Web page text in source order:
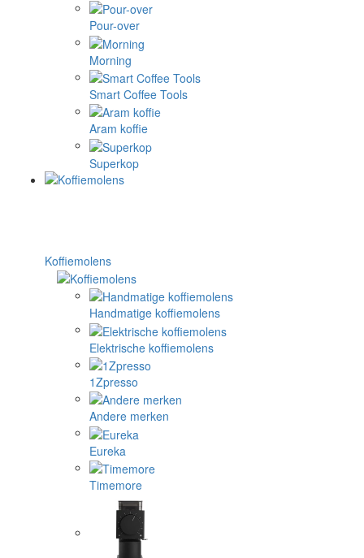
Pour-over
Morning
Smart Coffee Tools
Aram koffie
Superkop
Koffiemolens
Handmatige koffiemolens
Elektrische koffiemolens
1Zpresso
Andere merken
Eureka
Timemore